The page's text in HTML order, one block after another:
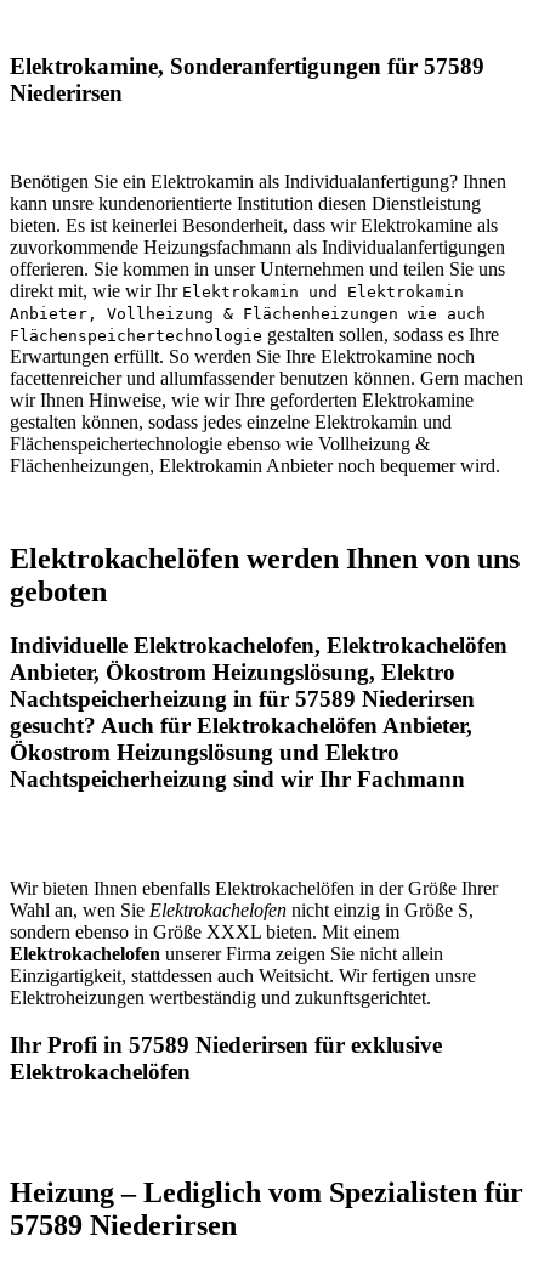
Elektrokamine, Sonderanfertigungen für 57589
Niederirsen
Benötigen Sie ein Elektrokamin als Individualanfertigung? Ihnen
kann unsre kundenorientierte Institution diesen Dienstleistung
bieten. Es ist keinerlei Besonderheit, dass wir Elektrokamine als
zuvorkommende Heizungsfachmann als Individualanfertigungen
offerieren. Sie kommen in unser Unternehmen und teilen Sie uns
direkt mit, wie wir Ihr Elektrokamin und Elektrokamin
Anbieter, Vollheizung & Flächenheizungen wie auch
Flächenspeichertechnologie gestalten sollen, sodass es Ihre
Erwartungen erfüllt. So werden Sie Ihre Elektrokamine noch
facettenreicher und allumfassender benutzen können. Gern machen
wir Ihnen Hinweise, wie wir Ihre geforderten Elektrokamine
gestalten können, sodass jedes einzelne Elektrokamin und
Flächenspeichertechnologie ebenso wie Vollheizung &
Flächenheizungen, Elektrokamin Anbieter noch bequemer wird.
Elektrokachelöfen werden Ihnen von uns
geboten
Individuelle Elektrokachelofen, Elektrokachelöfen
Anbieter, Ökostrom Heizungslösung, Elektro
Nachtspeicherheizung in für 57589 Niederirsen
gesucht? Auch für Elektrokachelöfen Anbieter,
Ökostrom Heizungslösung und Elektro
Nachtspeicherheizung sind wir Ihr Fachmann
Wir bieten Ihnen ebenfalls Elektrokachelöfen in der Größe Ihrer
Wahl an, wen Sie Elektrokachelofen nicht einzig in Größe S,
sondern ebenso in Größe XXXL bieten. Mit einem
Elektrokachelofen unserer Firma zeigen Sie nicht allein
Einzigartigkeit, stattdessen auch Weitsicht. Wir fertigen unsre
Elektroheizungen wertbeständig und zukunftsgerichtet.
Ihr Profi in 57589 Niederirsen für exklusive
Elektrokachelöfen
Heizung – Lediglich vom Spezialisten für
57589 Niederirsen